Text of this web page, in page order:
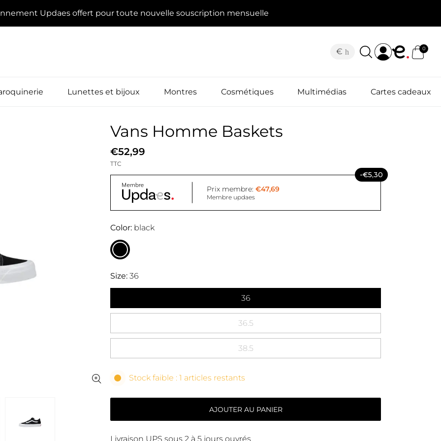
Updaes offert pour toute nouvelle souscription mensuelle
€ 0
Lunettes et bijoux Montres Cosmétiques Multimédias Cartes cadeaux
Vans Homme Baskets
€52,99
TTC
-€5,30
Prix membre: €47,69
Membre updaes
Color black
Size 36
36
36.5
38.5
Stock faible : 1 articles restants
AJOUTER AU PANIER
Livraison UPS sous 2 à 5 jours ouvrés